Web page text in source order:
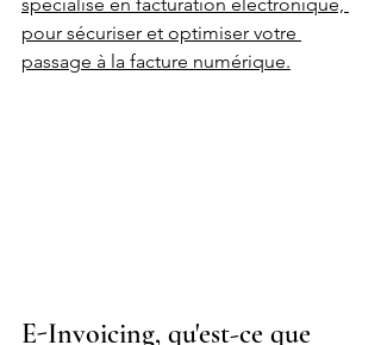
pour sécuriser et optimiser votre
passage à la facture numérique.
E-Invoicing, qu'est-ce que